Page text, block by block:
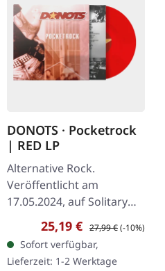
DONOTS · Pocketrock
| RED LP
Alternative Rock.
Veröffentlicht am
17.05.2024, auf Solitary
Man Records. Rotes Vinyl.
Verkaufspreis:
25,19 € Regulärer Preis:
27,99 €(-10%)
Sofort verfügbar,
Lieferzeit: 1-2 Werktage